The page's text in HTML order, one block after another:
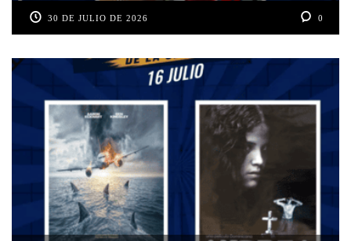
30 DE JULIO DE 2026 0